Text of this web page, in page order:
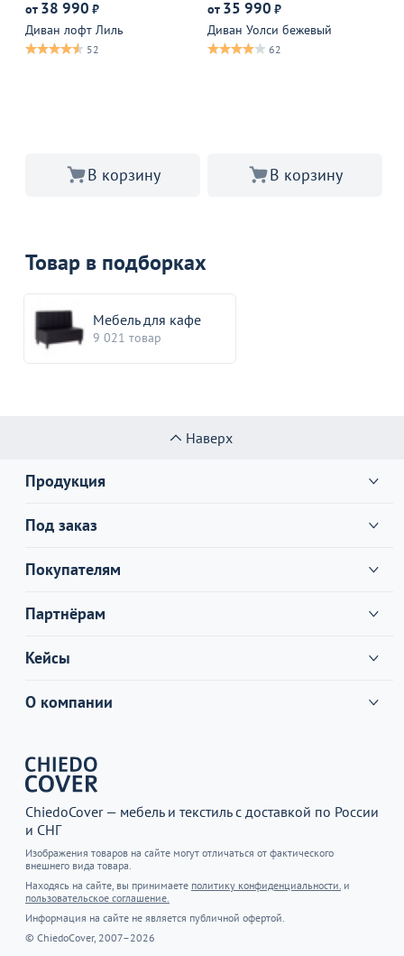
от 38 990 ₽
Диван лофт Лиль
52
В корзину
от 35 990 ₽
Диван Уолси бежевый
62
В корзину
Товар в подборках
Мебель для кафе
9 021 товар
Наверх
Продукция
Под заказ
Покупателям
Партнёрам
Кейсы
О компании
ChiedoCover — мебель и текстиль с доставкой по России
и СНГ
Изображения товаров на сайте могут отличаться от фактического
внешнего вида товара.
Находясь на сайте, вы принимаете политику конфиденциальности. и
пользовательское соглашение.
Информация на сайте не является публичной офертой.
© ChiedoCover, 2007–2026